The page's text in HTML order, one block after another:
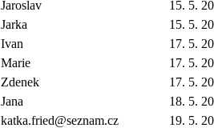
Jaroslav
15. 5.
Jarka
15. 5.
Ivan
17. 5.
Marie
17. 5.
Zdenek
17. 5.
Jana
18. 5.
katka.fried@seznam.cz
19. 5.